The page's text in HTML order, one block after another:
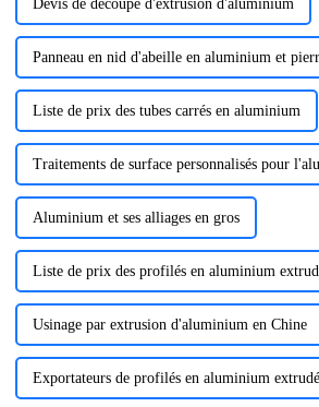
Devis de découpe d'extrusion d'aluminium
Panneau en nid d'abeille en aluminium et
Liste de prix des tubes carrés en aluminium
Traitements de surface personnalisés pour
Aluminium et ses alliages en gros
Liste de prix des profilés en aluminium
Usinage par extrusion d'aluminium en Chine
Exportateurs de profilés en aluminium extrudé